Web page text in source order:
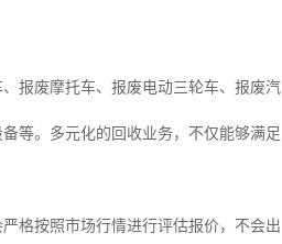
报废摩托车、报废电动三轮车、报废汽
等。多元化的回收业务，不仅能够满足
格按照市场行情进行评估报价，不会出